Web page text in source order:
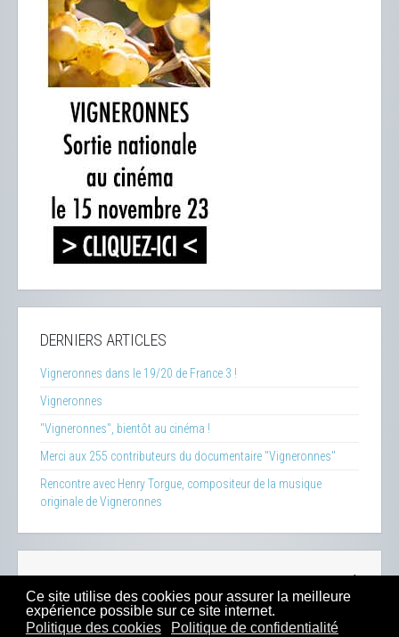
Ce site utilise des cookies pour assurer la meilleure
expérience possible sur ce site internet.
Politique des cookies
Politique de confidentialité
DERNIERS ARTICLES
Vigneronnes dans le 19/20 de France 3 !
Vigneronnes
"Vigneronnes", bientôt au cinéma !
Merci aux 255 contributeurs du documentaire "Vigneronnes"
Rencontre avec Henry Torgue, compositeur de la musique
originale de Vigneronnes
100% Bio-Presse -Sitemap -Mentions Légales-Contacts
- Boutique